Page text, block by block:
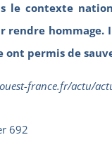
le contexte
rendre hommage.
permis de
france.fr/actu/
692